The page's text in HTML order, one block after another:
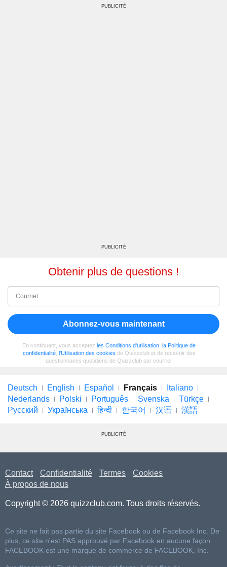
PUBLICITÉ
PUBLICITÉ
Obtenir plus de questions !
Abonnez-vous maintenant
En continuant, vous acceptez les Conditions d'utilisation la Politique de
confidentialité, l'Utilisation des cookies de Quizzclub et de recevoir des
questionnaires quotidiens de Quizzclub par courriel.
Deutsch English Español Français
Italiano
Nederlands
Polski Português Svenska
Türkçe
Русский
Українська हिन्दी 한국어 汉语 漢語
PUBLICITÉ
Contact Confidentialité Termes
Cookies
À propos de nous
Copyright © 2026 quizzclub.com. Tous droits réservés.
Ce site ne fait pas partie du site Facebook ou de Facebook Inc. De
plus, ce site n'est PAS approuvé par Facebook en aucune façon.
FACEBOOK est une marque de commerce de FACEBOOK, Inc.